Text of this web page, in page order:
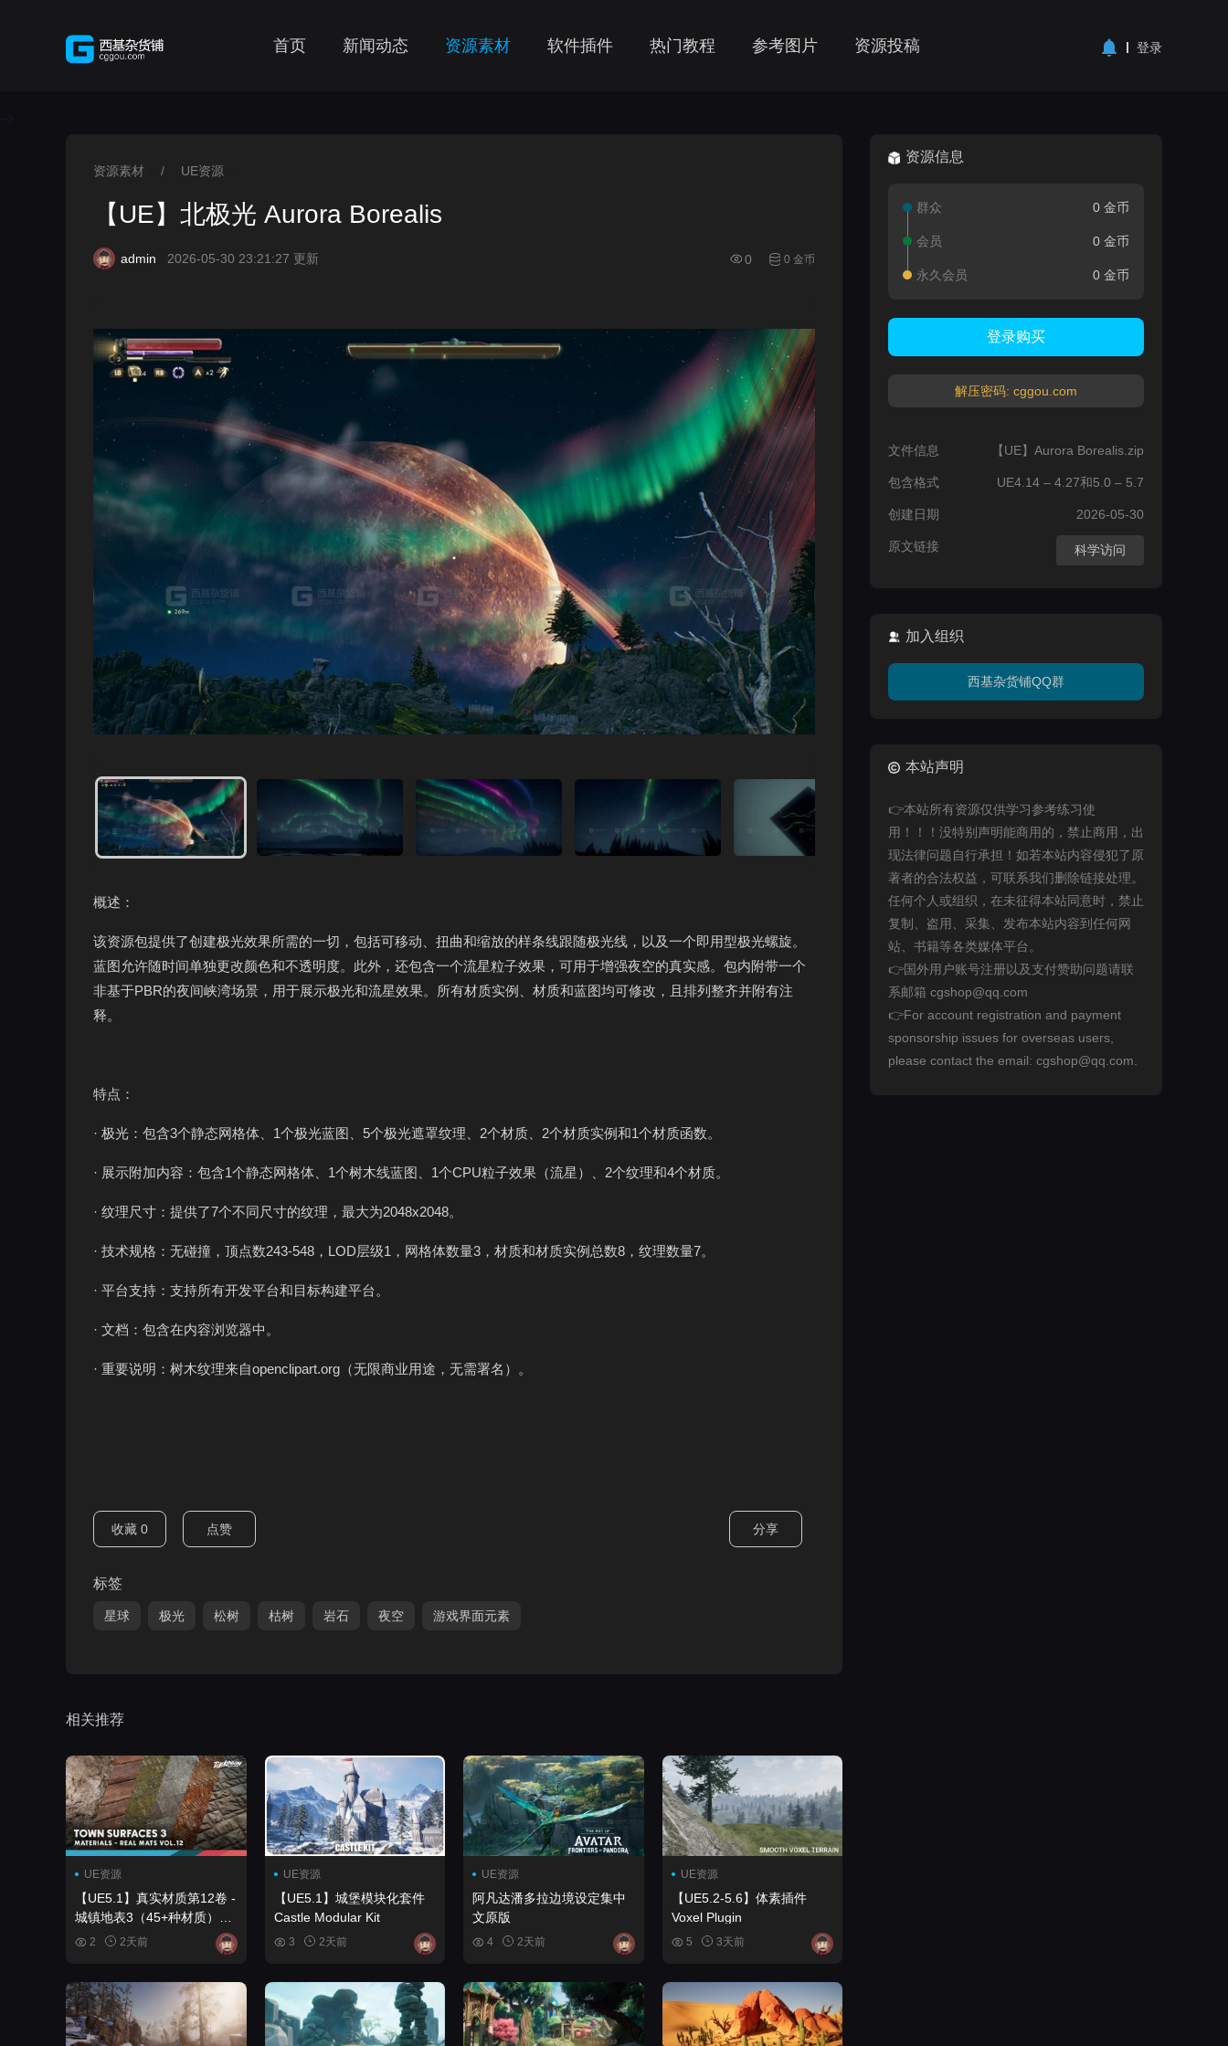
首页 新闻动态 资源素材 软件插件 热门教程 参考图片 资源投稿 登录
-->
资源素材 / UE资源
【UE】北极光 Aurora Borealis
admin 2026-05-30 23:21:27 更新 0 0 金币
概述：
该资源包提供了创建极光效果所需的一切，包括可移动、扭曲和缩放的样条线跟随极光线，以及一个即用型极光螺旋。
蓝图允许随时间单独更改颜色和不透明度。此外，还包含一个流星粒子效果，可用于增强夜空的真实感。包内附带一个
非基于PBR的夜间峡湾场景，用于展示极光和流星效果。所有材质实例、材质和蓝图均可修改，且排列整齐并附有注
释。
特点：
· 极光：包含3个静态网格体、1个极光蓝图、5个极光遮罩纹理、2个材质、2个材质实例和1个材质函数。
· 展示附加内容：包含1个静态网格体、1个树木线蓝图、1个CPU粒子效果（流星）、2个纹理和4个材质。
· 纹理尺寸：提供了7个不同尺寸的纹理，最大为2048x2048。
· 技术规格：无碰撞，顶点数243-548，LOD层级1，网格体数量3，材质和材质实例总数8，纹理数量7。
· 平台支持：支持所有开发平台和目标构建平台。
· 文档：包含在内容浏览器中。
· 重要说明：树木纹理来自openclipart.org（无限商业用途，无需署名）。
收藏 0 点赞 分享
标签
星球 极光 松树 枯树 岩石 夜空 游戏界面元素
相关推荐
UE资源
【UE5.1】真实材质第12卷 -
城镇地表3（45+种材质）
Realistic Materials VOL.12 -
2 2天前
UE资源
【UE5.1】城堡模块化套件
Castle Modular Kit
3 2天前
UE资源
阿凡达潘多拉边境设定集中
文原版
4 2天前
UE资源
【UE5.2-5.6】体素插件
Voxel Plugin
5 3天前
资源信息
群众 0 金币
会员 0 金币
永久会员 0 金币
登录购买
解压密码: cggou.com
文件信息 【UE】Aurora Borealis.zip
包含格式 UE4.14 – 4.27和5.0 – 5.7
创建日期 2026-05-30
原文链接 科学访问
加入组织
西基杂货铺QQ群
本站声明
👉本站所有资源仅供学习参考练习使
用！！！没特别声明能商用的，禁止商用，出
现法律问题自行承担！如若本站内容侵犯了原
著者的合法权益，可联系我们删除链接处理。
任何个人或组织，在未征得本站同意时，禁止
复制、盗用、采集、发布本站内容到任何网
站、书籍等各类媒体平台。
👉国外用户账号注册以及支付赞助问题请联
系邮箱 cgshop@qq.com
👉For account registration and payment
sponsorship issues for overseas users,
please contact the email: cgshop@qq.com.